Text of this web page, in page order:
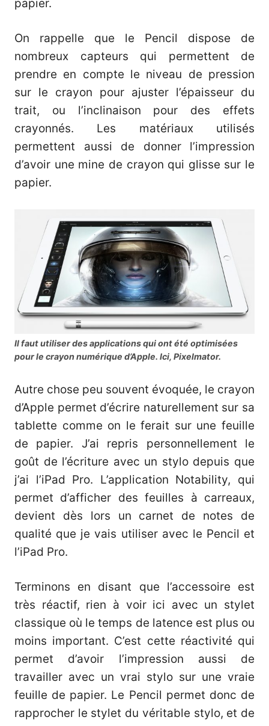
papier.
On rappelle que le Pencil dispose de
nombreux capteurs qui permettent de
prendre en compte le niveau de pression
sur le crayon pour ajuster l’épaisseur du
trait, ou l’inclinaison pour des effets
crayonnés. Les matériaux utilisés
permettent aussi de donner l’impression
d’avoir une mine de crayon qui glisse sur le
papier.
Il faut utiliser des applications qui ont été optimisées
pour le crayon numérique d’Apple. Ici, Pixelmator.
Autre chose peu souvent évoquée, le crayon
d’Apple permet d’écrire naturellement sur sa
tablette comme on le ferait sur une feuille
de papier. J’ai repris personnellement le
goût de l’écriture avec un stylo depuis que
j’ai l’iPad Pro. L’application Notability, qui
permet d’afficher des feuilles à carreaux,
devient dès lors un carnet de notes de
qualité que je vais utiliser avec le Pencil et
l’iPad Pro.
Terminons en disant que l’accessoire est
très réactif, rien à voir ici avec un stylet
classique où le temps de latence est plus ou
moins important. C’est cette réactivité qui
permet d’avoir l’impression aussi de
travailler avec un vrai stylo sur une vraie
feuille de papier. Le Pencil permet donc de
rapprocher le stylet du véritable stylo, et de